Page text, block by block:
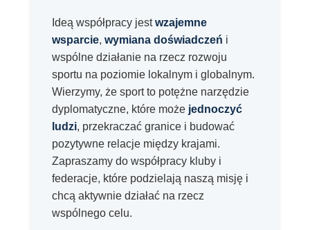
Ideą współpracy jestwzajemne
wsparcie, wymiana doświadczeń i
wspólne działanie na rzecz rozwoju
sportu na poziomie lokalnym i globalnym.
Wierzymy, że sport to potężne narzędzie
dyplomatyczne, które może jednoczyć
ludzi, przekraczać granice i budować
pozytywne relacje między krajami.
Zapraszamy do współpracy kluby i
federacje, które podzielają naszą misję i
chcą aktywnie działać na rzecz
wspólnego celu.